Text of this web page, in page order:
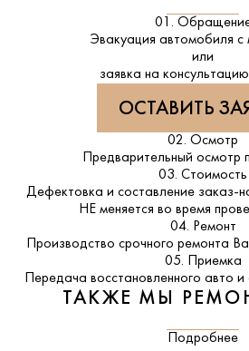
01.
Эвакуация автомобиля
или
заявка на
ОСТАВИТЬ
02. Осмотр
Предварительный осмотр
03. Стоимость
Дефектовка и составление заказ-
НЕ меняется во время
04. Ремонт
Производство срочного ремонта
05. Приемка
Передача восстановленного авто
ТАКЖЕ МЫ
Подробнее